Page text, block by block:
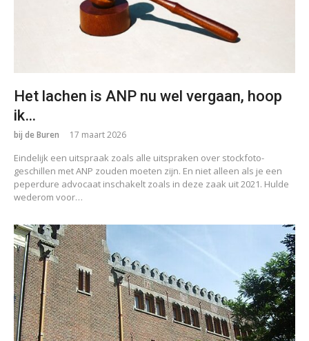
Het lachen is ANP nu wel vergaan, hoop
ik…
bij de Buren 17 maart 2026
Eindelijk een uitspraak zoals alle uitspraken over stockfoto-
geschillen met ANP zouden moeten zijn. En niet alleen als je een
peperdure advocaat inschakelt zoals in deze zaak uit 2021. Hulde
wederom voor…